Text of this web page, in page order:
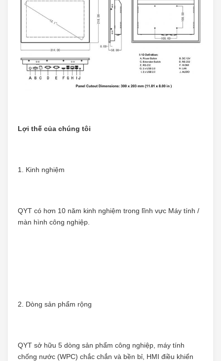
Lợi thế của chúng tôi
1. Kinh nghiệm
QYT có hơn 10 năm kinh nghiệm trong lĩnh vực Máy tính /
màn hình công nghiệp.
2. Dòng sản phẩm rộng
QYT sở hữu 5 dòng sản phẩm công nghiệp, máy tính
chống nước (WPC) chắc chắn và bền bỉ, HMI điều khiển